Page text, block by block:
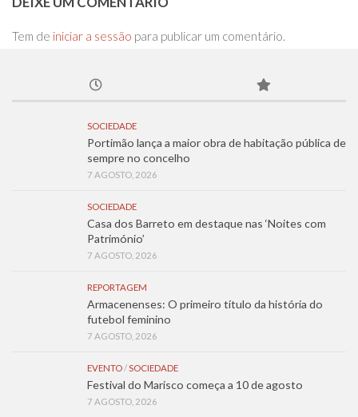
Tem de iniciar a sessão para publicar um comentário.
SOCIEDADE
Portimão lança a maior obra de habitação pública de
sempre no concelho
7 AGOSTO, 2026
SOCIEDADE
Casa dos Barreto em destaque nas ‘Noites com
Património’
7 AGOSTO, 2026
REPORTAGEM
Armacenenses: O primeiro título da história do
futebol feminino
7 AGOSTO, 2026
EVENTO/SOCIEDADE
Festival do Marisco começa a 10 de agosto
7 AGOSTO, 2026